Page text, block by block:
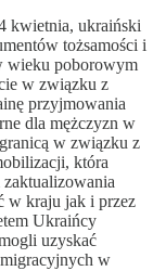
kwietnia, ukraiński
tożsamości i
wieku poborowym
w związku z
przyjmowania
dla mężczyzn w
w związku z
która
w kraju jak i przez
Ukraińcy
uzyskać
migracyjnych w